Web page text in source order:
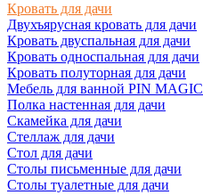
Кровать для дачи
Двухъярусная кровать для дачи
Кровать двуспальная для дачи
Кровать односпальная для дачи
Кровать полуторная для дачи
Мебель для ванной PIN MAGIC
Полка настенная для дачи
Скамейка для дачи
Стеллаж для дачи
Стол для дачи
Столы письменные для дачи
Столы туалетные для дачи